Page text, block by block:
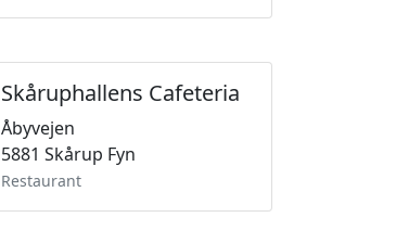
Skåruphallens Cafeteria
Åbyvejen
5881 Skårup Fyn
Restaurant